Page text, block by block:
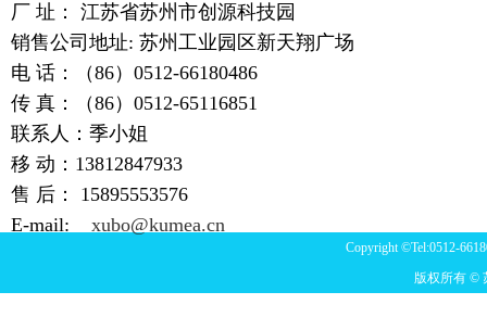
厂 址： 江苏省苏州市创源科技园
销售公司地址: 苏州工业园区新天翔广场
电 话：（86）0512-66180486
传 真：（86）0512-65116851
联系人：季小姐
移 动：13812847933
售 后： 15895553576
E-mail: xubo@kumea.cn
Copyright ©Tel:0512-
版权所有 ©